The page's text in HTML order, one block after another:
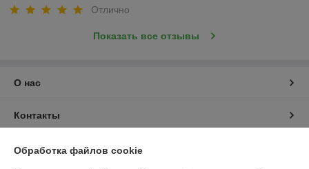
Отлично
Показать все отзывы
О нас
Контакты
Доставка и оплата
Обработка файлов cookie